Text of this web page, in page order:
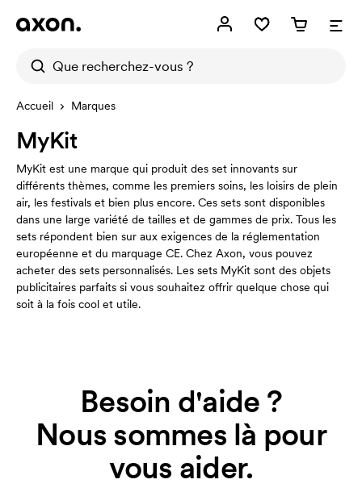
Accueil Marques
MyKit
MyKit est une marque qui produit des set innovants sur
différents thèmes, comme les premiers soins, les loisirs de plein
air, les festivals et bien plus encore. Ces sets sont disponibles
dans une large variété de tailles et de gammes de prix. Tous les
sets répondent bien sur aux exigences de la réglementation
européenne et du marquage CE. Chez Axon, vous pouvez
acheter des sets personnalisés. Les sets MyKit sont des objets
publicitaires parfaits si vous souhaitez offrir quelque chose qui
soit à la fois cool et utile.
Besoin d'aide ?
Nous sommes là pour
vous aider.